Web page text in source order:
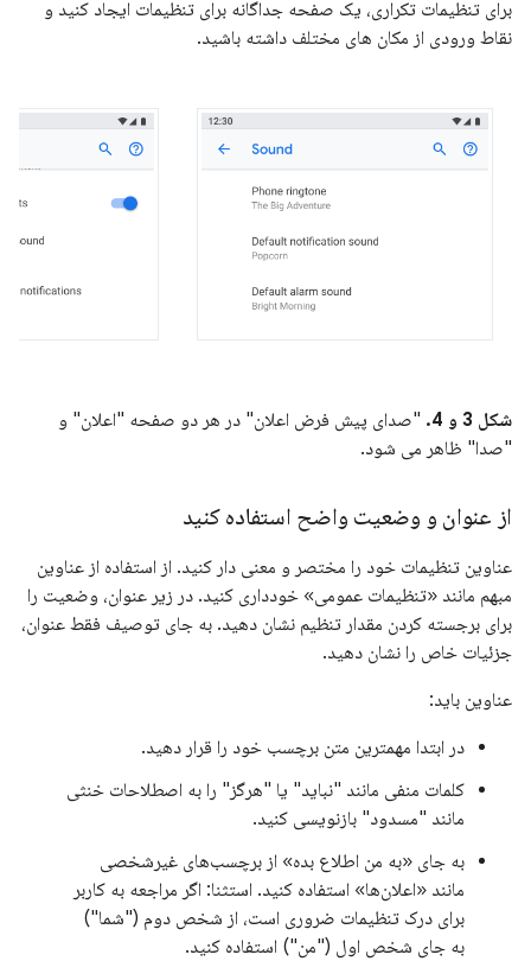
برای تنظیمات تکراری، یک صفحه جداگانه برای تنظیمات ایجاد کنید و
نقاط ورودی از مکان های مختلف داشته باشید.
شکل 3 و 4.
"صدای پیش فرض اعلان" در هر دو صفحه "اعلان" و
"صدا" ظاهر می شود.
از عنوان و وضعیت واضح استفاده کنید
عناوین تنظیمات خود را مختصر و معنی دار کنید. از استفاده از عناوین
مبهم مانند «تنظیمات عمومی» خودداری کنید. در زیر عنوان، وضعیت را
برای برجسته کردن مقدار تنظیم نشان دهید. به جای توصیف فقط عنوان،
جزئیات خاص را نشان دهید.
عناوین باید:
در ابتدا مهمترین متن برچسب خود را قرار دهید.
کلمات منفی مانند "نباید" یا "هرگز" را به اصطلاحات خنثی
مانند "مسدود" بازنویسی کنید.
به جای «به من اطلاع بده» از برچسب‌های غیرشخصی
مانند «اعلان‌ها» استفاده کنید. استثنا: اگر مراجعه به کاربر
برای درک تنظیمات ضروری است، از شخص دوم ("شما")
به جای شخص اول ("من") استفاده کنید.